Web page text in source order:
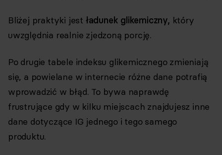
Bliżej praktyki jest ładunek glikemiczny, który
uwzględnia realnie zjedzoną porcję.
Po drugie tabele indeksu glikemicznego zmieniają
się, a powielane w internecie różne dane potrafią
wprowadzić w błąd. To bywa naprawdę
frustrujące gdy w kilku miejscach znajdujesz inne
dane dotyczące IG jednego i tego samego
produktu.